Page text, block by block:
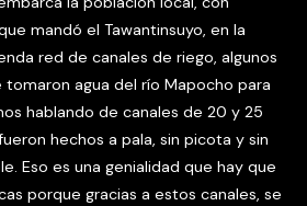
mandó el Tawantinsuyo, en la
red de canales de riego, algunos
agua del río Mapocho para
hablando de canales de 20 y 25
hechos a pala, sin picota y sin
Eso es una genialidad que hay que
porque gracias a estos canales, se